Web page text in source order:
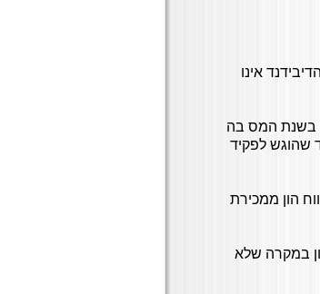
אינו
בשנת המס בה
שהוגש לפקיד
הון ממכירת
במקרה שלא